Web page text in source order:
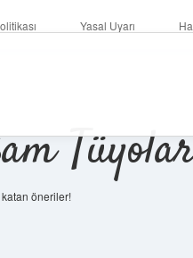
Yasal Uyarı
katan öneriler!